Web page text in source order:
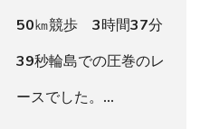
50㎞競歩 3時間37分
39秒輪島での圧巻のレ
ースでした。…